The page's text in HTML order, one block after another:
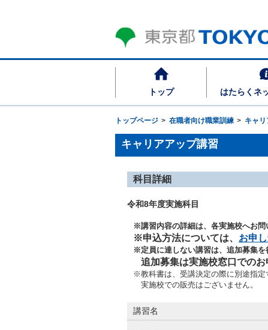
トップ はたらくネ
トップページ 在職者向け職業訓練 キャ
キャリアアップ講習
科目詳細
令和8年度実施科目
※講習内容の詳細は、各実施校へお問
※申込方法については、 お申
※定員に達しない講習は、追加募集を
追加募集は実施校窓口でのお
※教科書は、受講決定の際に別途指
実施校での販売はございません。
講習名